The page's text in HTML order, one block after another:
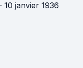
· 10 janvier 1936